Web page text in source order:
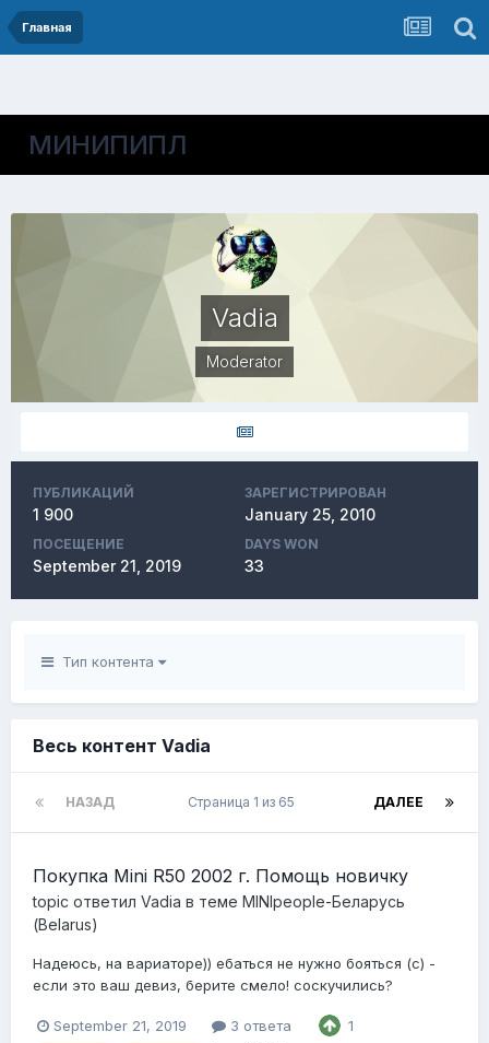
Главная
МИНИПИПЛ
Vadia
Moderator
ПУБЛИКАЦИЙ
1 900
ЗАРЕГИСТРИРОВАН
January 25, 2010
ПОСЕЩЕНИЕ
September 21, 2019
DAYS WON
33
Тип контента
Весь контент Vadia
НАЗАД ДАЛЕЕ
Страница 1 из 65
Покупка Mini R50 2002 г. Помощь новичку
topic ответил Vadia в теме MINIpeople-Беларусь
(Belarus)
Надеюсь, на вариаторе)) ебаться не нужно бояться (с) -
если это ваш девиз, берите смело! соскучились?
September 21, 2019 3 ответа 1